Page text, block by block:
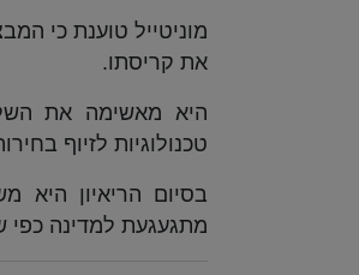
מוניטייל טוענת כי
את קריסתו.
היא מאשימה את
טכנולוגיות לזיוף
בסיום הריאיון היא
מתגעגעת למדינה כפי